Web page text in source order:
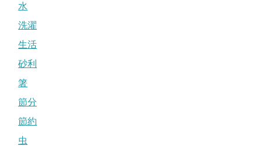
水
洗濯
生活
砂利
箸
節分
節約
虫